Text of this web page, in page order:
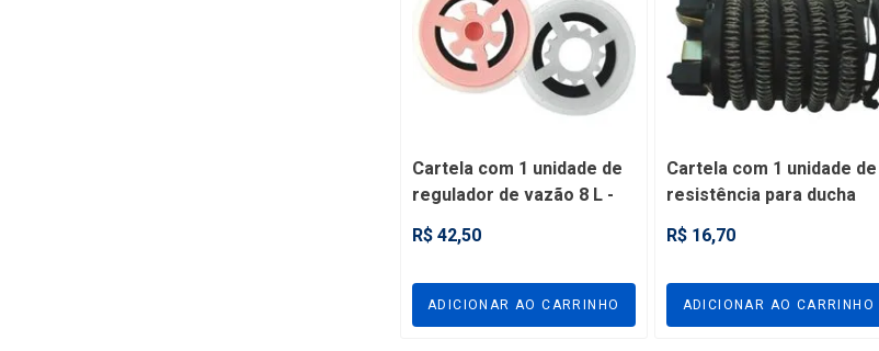
Cartela com 1 unidade de
regulador de vazão 8 L -
FRV8
R$ 42,50
ADICIONAR AO CARRINHO
Cartela com 1 unidade de
resistência para ducha
Corona 2800W - FRES1
R$ 16,70
ADICIONAR AO CARRINHO